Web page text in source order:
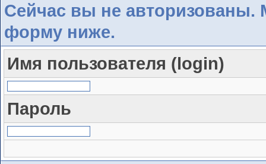
Сейчас вы не авторизованы.
форму ниже.
Имя пользователя (login)
Пароль